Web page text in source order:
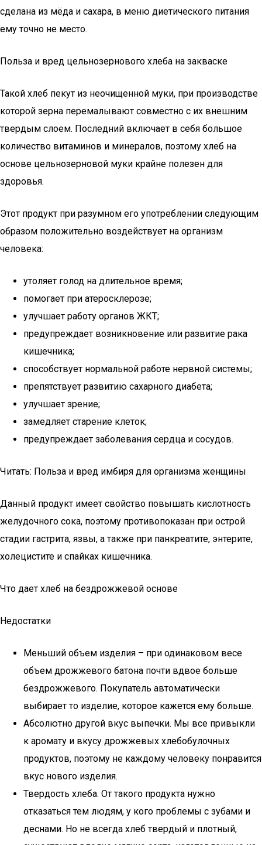
сделана из мёда и сахара, в меню диетического питания
ему точно не место.
Польза и вред цельнозернового хлеба на закваске
Такой хлеб пекут из неочищенной муки, при производстве
которой зерна перемалывают совместно с их внешним
твердым слоем. Последний включает в себя большое
количество витаминов и минералов, поэтому хлеб на
основе цельнозерновой муки крайне полезен для
здоровья.
Этот продукт при разумном его употреблении следующим
образом положительно воздействует на организм
человека:
утоляет голод на длительное время;
помогает при атеросклерозе;
улучшает работу органов ЖКТ;
предупреждает возникновение или развитие рака
кишечника;
способствует нормальной работе нервной системы;
препятствует развитию сахарного диабета;
улучшает зрение;
замедляет старение клеток;
предупреждает заболевания сердца и сосудов.
Читать: Польза и вред имбиря для организма женщины
Данный продукт имеет свойство повышать кислотность
желудочного сока, поэтому противопоказан при острой
стадии гастрита, язвы, а также при панкреатите, энтерите,
холецистите и спайках кишечника.
Что дает хлеб на бездрожжевой основе
Недостатки
Меньший объем изделия – при одинаковом весе
объем дрожжевого батона почти вдвое больше
бездрожжевого. Покупатель автоматически
выбирает то изделие, которое кажется ему больше.
Абсолютно другой вкус выпечки. Мы все привыкли
к аромату и вкусу дрожжевых хлебобулочных
продуктов, поэтому не каждому человеку понравится
вкус нового изделия.
Твердость хлеба. От такого продукта нужно
отказаться тем людям, у кого проблемы с зубами и
деснами. Но не всегда хлеб твердый и плотный,